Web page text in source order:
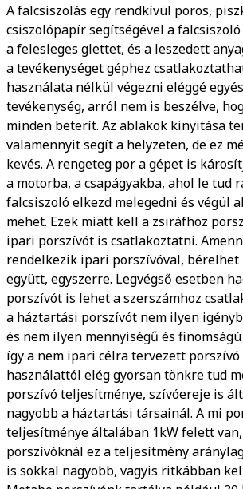
A falcsiszolás egy rendkívül poros,
csiszolópapír segítségével a
a felesleges glettet, és a leszedett
a tevékenységet géphez
használata nélkül végezni eléggé
tevékenység, arról nem is beszélve,
minden beterít. Az ablakok kinyitása
valamennyit segít a helyzeten, de ez
kevés. A rengeteg por a gépet is
a motorba, a csapágyakba, ahol le tud
falcsiszoló elkezd melegedni és végül
mehet. Ezek miatt kell a zsiráfhoz
ipari porszívót is csatlakoztatni.
rendelkezik ipari porszívóval,
együtt, egyszerre. Legvégső esetben
porszívót is lehet a szerszámhoz
a háztartási porszívót nem ilyen
és nem ilyen mennyiségű és
így a nem ipari célra tervezett
használattól elég gyorsan tönkre tud
porszívó teljesítménye, szívóereje is
nagyobb a háztartási társainál. A mi
teljesítménye általában 1kW felett
porszívóknál ez a teljesítmény
is sokkal nagyobb, vagyis ritkábban